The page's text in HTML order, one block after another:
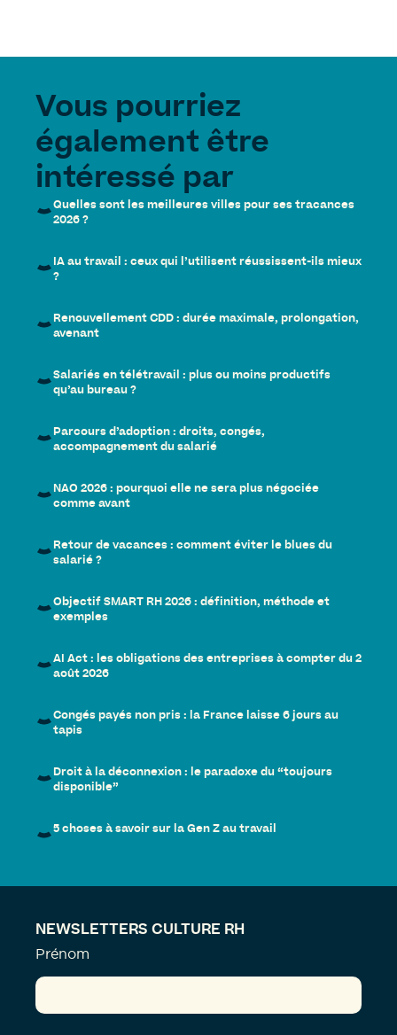
Vous pourriez
également être
intéressé par
Quelles sont les meilleures villes pour ses tracances
2026 ?
IA au travail : ceux qui l’utilisent réussissent-ils mieux
?
Renouvellement CDD : durée maximale, prolongation,
avenant
Salariés en télétravail : plus ou moins productifs
qu’au bureau ?
Parcours d’adoption : droits, congés,
accompagnement du salarié
NAO 2026 : pourquoi elle ne sera plus négociée
comme avant
Retour de vacances : comment éviter le blues du
salarié ?
Objectif SMART RH 2026 : définition, méthode et
exemples
AI Act : les obligations des entreprises à compter du 2
août 2026
Congés payés non pris : la France laisse 6 jours au
tapis
Droit à la déconnexion : le paradoxe du “toujours
disponible”
5 choses à savoir sur la Gen Z au travail
NEWSLETTERS CULTURE RH
Prénom